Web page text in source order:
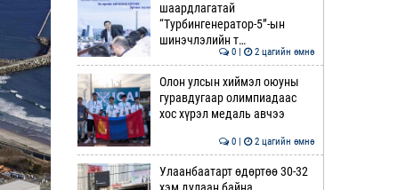
шаардлагатай
“Турбингенератор-5”-ын
шинэчлэлийн т…
0 | 2 цагийн өмнө
Олон улсын хиймэл оюуны
гуравдугаар олимпиадаас
хос хүрэл медаль авчээ
0 | 2 цагийн өмнө
Улаанбаатарт өдөртөө 30-32